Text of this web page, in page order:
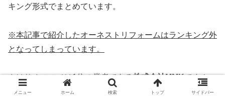
キング形式でまとめています。
※本記事で紹介したオーネストリフォームはランキング外
となってしまっています。
やはりオススメは1位の業者である株式会社MMKです！
メニュー ホーム 検索 トップ サイドバー